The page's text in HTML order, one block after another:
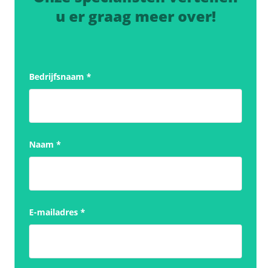
u er graag meer over!
Bedrijfsnaam *
Naam *
E-mailadres *